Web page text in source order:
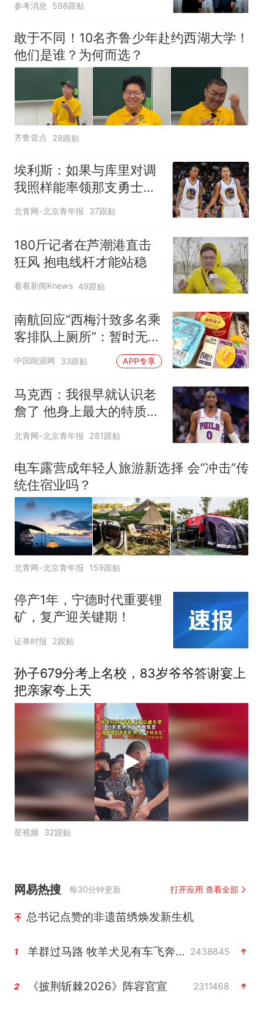
参考消息 598跟贴
敢于不同！10名齐鲁少年赴约西湖大学！
他们是谁？为何而选？
齐鲁壹点 28跟贴
埃利斯：如果与库里对调
我照样能率领那支勇士取
得现在的成就
北青网-北京青年报 37跟贴
180斤记者在芦潮港直击
狂风 抱电线杆才能站稳
看看新闻Knews 49跟贴
南航回应“西梅汁致多名乘
客排队上厕所”：暂时无法
核查是否发放西梅汁
中国能源网 33跟贴 APP专享
马克西：我很早就认识老
詹了 他身上最大的特质就
是谦逊
北青网-北京青年报 281跟贴
电车露营成年轻人旅游新选择 会“冲击”传
统住宿业吗？
北青网-北京青年报 159跟贴
停产1年，宁德时代重要锂
矿，复产迎关键期！
证券时报 2跟贴
孙子679分考上名校，83岁爷爷答谢宴上
把亲家夸上天
星视频 32跟贴
网易热搜 每30分钟更新 打开应用 查看全部
总书记点赞的非遗苗绣焕发新生机
1 羊群过马路 牧羊犬见有车飞奔而来 2438845
2 《披荆斩棘2026》阵容官宣 2311468